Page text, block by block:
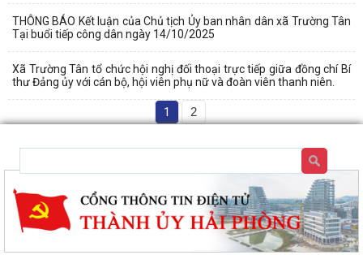
THÔNG BÁO Kết luận của Chủ tịch Ủy ban nhân dân xã Trường Tân
Tại buổi tiếp công dân ngày 14/10/2025
Xã Trường Tân tổ chức hội nghị đối thoại trực tiếp giữa đồng chí Bí
thư Đảng ủy với cán bộ, hội viên phụ nữ và đoàn viên thanh niên.
1 2